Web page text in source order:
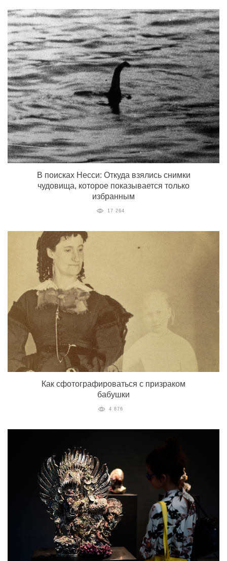
В поисках Несси: Откуда взялись снимки
чудовища, которое показывается только
избранным
17 264
Как сфотографироваться с призраком
бабушки
4 876